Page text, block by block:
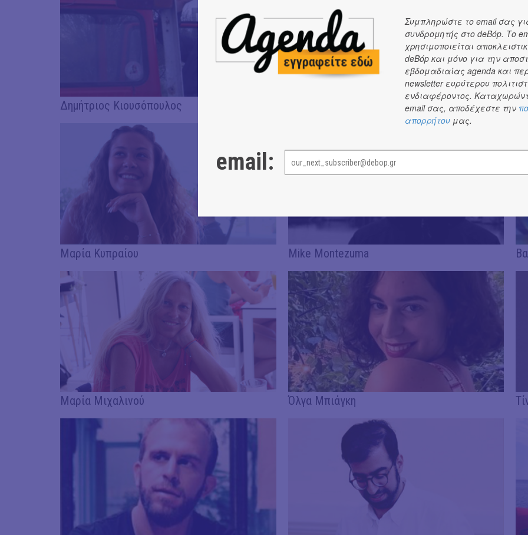
Δημήτριος Κιουσόπουλος Μελισάνθη Κοσμοπούλου
Μαρία Κυπραίου Μike Μontezuma
Μαρία Μιχαλινού Όλγα Μπιάγκη
Συμπληρώστε το email σας
συνδρομητής στο deBόp. Το
χρησιμοποιείται
deBόp και μόνο για την
εβδομαδιαίας agenda και
newsletter ευρύτερου
ενδιαφέροντος.
email σας, αποδέχεστε την
απορρήτου μας.
email: